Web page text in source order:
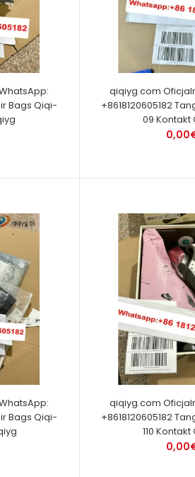
Bags Qiqi-
qiqiyg.com
+8618120605182
09 Kontakt
Bags Qiqi-
qiqiyg.com
+8618120605182
110